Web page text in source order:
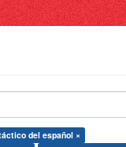
del español ×